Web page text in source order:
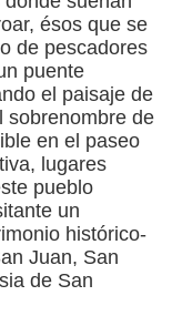
ésos que se
de pescadores
puente
el paisaje de
sobrenombre de
en el paseo
lugares
pueblo
un
histórico-
Juan, San
de San